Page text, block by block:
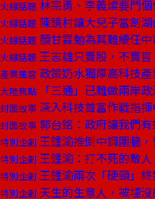
火線話題 林宗勇、李義燦要鬥個
火線話題 陳鏡村讓大兒子當劍
火線話題 顏甘霖勉為其難續任
火線話題 王志雄只賣股，不賣官
產業風雲 政策奶水獨厚高科技
大陸焦點 「三通」已難做兩岸
封面故事 深入科技首富作戰指
封面故事 郭台銘：政府讓我們
特別企劃 王鍾渝推倒中鋼圍牆
特別企劃 王鍾渝：打不死的敵人
特別企劃 王鍾渝兩次「硬頸」
特別企劃 天生的生意人，被埋沒